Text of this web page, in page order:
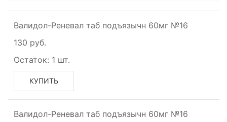
Валидол-Реневал таб подъязычн 60мг №16
130 руб.
Остаток: 1 шт.
КУПИТЬ
Валидол-Реневал таб подъязычн 60мг №16